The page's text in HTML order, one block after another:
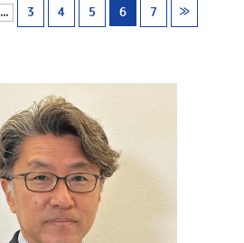
... 3 4 5 6 7 ≫